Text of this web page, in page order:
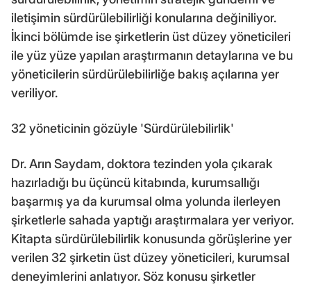
iletişimin sürdürülebilirliği konularına değiniliyor.
İkinci bölümde ise şirketlerin üst düzey yöneticileri
ile yüz yüze yapılan araştırmanın detaylarına ve bu
yöneticilerin sürdürülebilirliğe bakış açılarına yer
veriliyor.
32 yöneticinin gözüyle 'Sürdürülebilirlik'
Dr. Arın Saydam, doktora tezinden yola çıkarak
hazırladığı bu üçüncü kitabında, kurumsallığı
başarmış ya da kurumsal olma yolunda ilerleyen
şirketlerle sahada yaptığı araştırmalara yer veriyor.
Kitapta sürdürülebilirlik konusunda görüşlerine yer
verilen 32 şirketin üst düzey yöneticileri, kurumsal
deneyimlerini anlatıyor. Söz konusu şirketler